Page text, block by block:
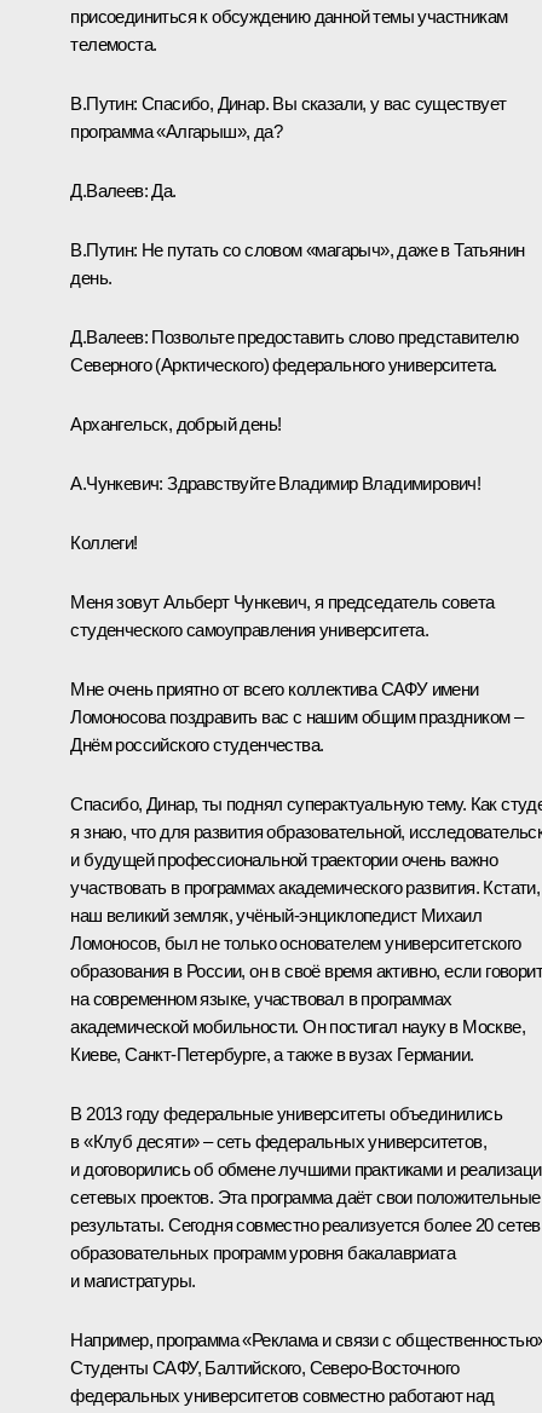
присоединиться к обсуждению данной темы участникам
телемоста.
В.Путин: Спасибо, Динар. Вы сказали, у вас существует
программа «Алгарыш», да?
Д.Валеев:Да.
В.Путин: Не путать со словом «магарыч», даже в Татьянин
день.
Д.Валеев: Позвольте предоставить слово представителю
Северного (Арктического) федерального университета.
Архангельск, добрый день!
А.Чункевич:Здравствуйте Владимир Владимирович!
Коллеги!
Меня зовут Альберт Чункевич, я председатель совета
студенческого самоуправления университета.
Мне очень приятно от всего коллектива САФУ имени
Ломоносова поздравить вас с нашим общим праздником –
Днём российского студенчества.
Спасибо, Динар, ты поднял суперактуальную тему. Как
я знаю, что для развития образовательной,
и будущей профессиональной траектории очень важно
участвовать в программах академического развития. Кстати,
наш великий земляк, учёный-энциклопедист Михаил
Ломоносов, был не только основателем университетского
образования в России, он в своё время активно, если
на современном языке, участвовал в программах
академической мобильности. Он постигал науку в Москве,
Киеве, Санкт-Петербурге, а также в вузах Германии.
В 2013 году федеральные университеты объединились
в «Клуб десяти» – сеть федеральных университетов,
и договорились об обмене лучшими практиками и
сетевых проектов. Эта программа даёт свои положительные
результаты. Сегодня совместно реализуется более 20
образовательных программ уровня бакалавриата
и магистратуры.
Например, программа «Реклама и связи с
Студенты САФУ, Балтийского, Северо-Восточного
федеральных университетов совместно работают над